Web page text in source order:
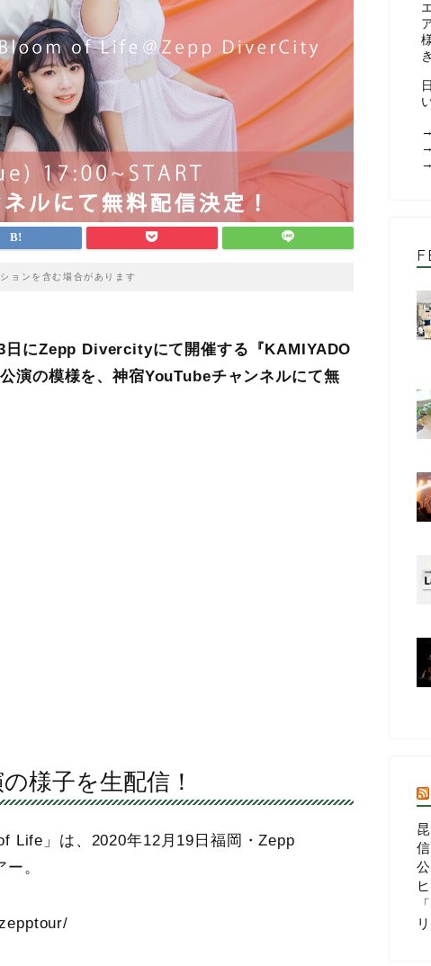
ョンを含む場合があります
日にZepp Divercityにて開催する『KAMIYADO
の模様を、神宿YouTubeチャンネルにて無
様子を生配信！
Life」は、2020年12月19日福岡・Zepp
。
→
→
→